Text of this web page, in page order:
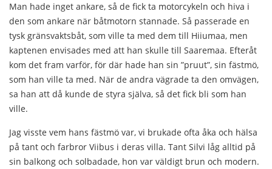
Man hade inget ankare, så de fick ta motorcykeln och hiva i
den som ankare när båtmotorn stannade. Så passerade en
tysk gränsvaktsbåt, som ville ta med dem till Hiiumaa, men
kaptenen envisades med att han skulle till Saaremaa. Efteråt
kom det fram varför, för där hade han sin ”pruut”, sin fästmö,
som han ville ta med. När de andra vägrade ta den omvägen,
sa han att då kunde de styra själva, så det fick bli som han
ville.
Jag visste vem hans fästmö var, vi brukade ofta åka och hälsa
på tant och farbror Viibus i deras villa. Tant Silvi låg alltid på
sin balkong och solbadade, hon var väldigt brun och modern.